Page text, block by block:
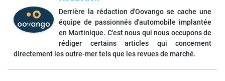
Derrière la rédaction d'Oovango se cache une
équipe de passionnés d'automobile implantée
en Martinique. C'est nous qui nous occupons de
rédiger certains articles qui concernent
directement les outre-mer tels que les revues de marché.